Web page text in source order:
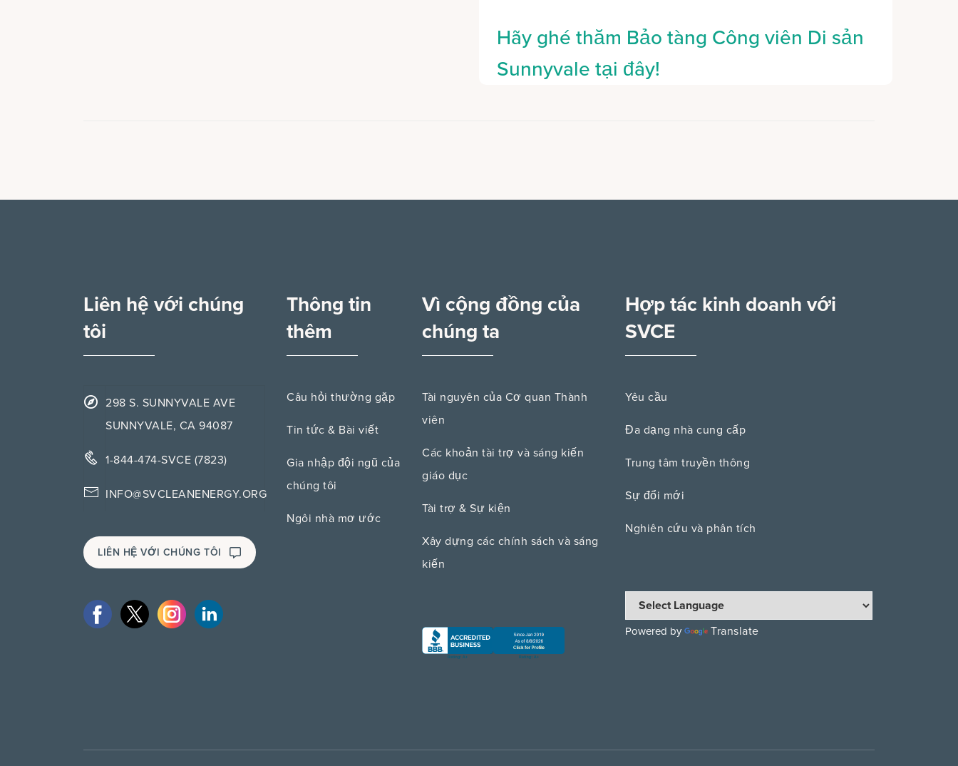
Hãy ghé thăm Bảo tàng Công viên Di sản
Sunnyvale tại đây!
Liên hệ với chúng
tôi
298 S. SUNNYVALE AVE
SUNNYVALE, CA 94087
1-844-474-SVCE (7823)
INFO@SVCLEANENERGY.ORG
LIÊN HỆ VỚI CHÚNG TÔI
Thông tin
thêm
Câu hỏi thường gặp
Tin tức & Bài viết
Gia nhập đội ngũ của
chúng tôi
Ngôi nhà mơ ước
Vì cộng đồng của
chúng ta
Tài nguyên của Cơ quan Thành
viên
Các khoản tài trợ và sáng kiến ​​
giáo dục
Tài trợ & Sự kiện
Xây dựng các chính sách và sáng
kiến
Hợp tác kinh doanh với
SVCE
Yêu cầu
Đa dạng nhà cung cấp
Trung tâm truyền thông
Sự đổi mới
Nghiên cứu và phân tích
Powered by Translate